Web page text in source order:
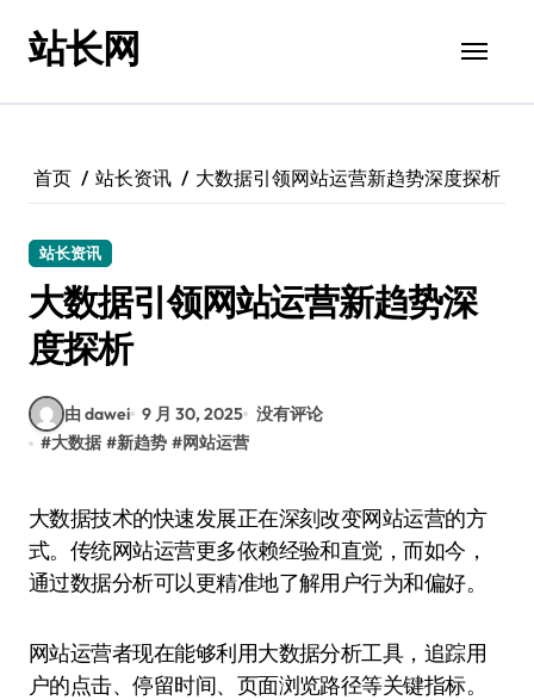
站长网
首页 站长资讯 大数据引领网站运营新趋势深度探析
站长资讯
大数据引领网站运营新趋势深
度探析
由 dawei 9 月 30, 2025 没有评论
#大数据 #新趋势 #网站运营
大数据技术的快速发展正在深刻改变网站运营的方
式。传统网站运营更多依赖经验和直觉，而如今，
通过数据分析可以更精准地了解用户行为和偏好。
网站运营者现在能够利用大数据分析工具，追踪用
户的点击、停留时间、页面浏览路径等关键指标。